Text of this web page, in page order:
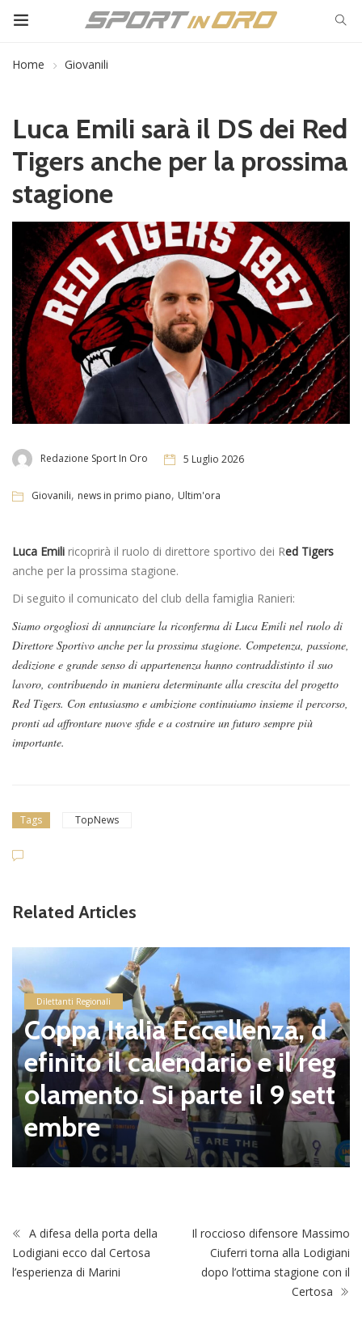
Home Giovanili
Luca Emili sarà il DS dei Red
Tigers anche per la prossima
stagione
Redazione Sport In Oro 5 Luglio 2026
Giovanili, news in primo piano, Ultim'ora
Luca Emili ricoprirà il ruolo di direttore sportivo dei Red Tigers
anche per la prossima stagione.
Di seguito il comunicato del club della famiglia Ranieri:
Siamo orgogliosi di annunciare la riconferma di Luca Emili nel ruolo di
Direttore Sportivo anche per la prossima stagione. Competenza, passione,
dedizione e grande senso di appartenenza hanno contraddistinto il suo
lavoro, contribuendo in maniera determinante alla crescita del progetto
Red Tigers. Con entusiasmo e ambizione continuiamo insieme il percorso,
pronti ad affrontare nuove sfide e a costruire un futuro sempre più
importante.
Tags TopNews
Related Articles
Dilettanti Regionali
Coppa Italia Eccellenza, d
efinito il calendario e il reg
olamento. Si parte il 9 sett
embre
A difesa della porta della
Lodigiani ecco dal Certosa
l’esperienza di Marini
Il roccioso difensore Massimo
Ciuferri torna alla Lodigiani
dopo l’ottima stagione con il
Certosa